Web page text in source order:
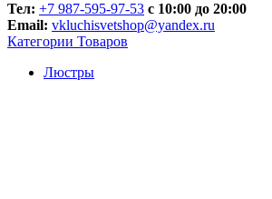
Тел: +7 987-595-97-53 с 10:00 до 20:00
Email: vkluchisvetshop@yandex.ru
Категории Товаров
Люстры